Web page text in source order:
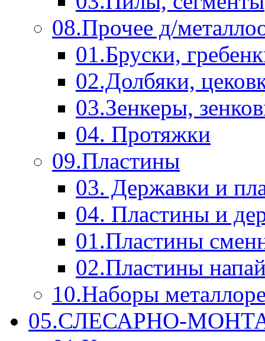
08.Прочее д/
01.Бруски,
02.Долбяки,
03.Зенкеры,
04. Протяжки
09.Пластины
03. Державки и
04. Пластины и
01.Пластины
02.Пластины
10.Наборы
05.СЛЕСАРНО-